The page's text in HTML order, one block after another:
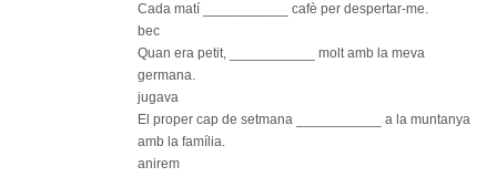
Cada matí ___________ cafè per despertar-me.
bec
Quan era petit, ___________ molt amb la meva
germana.
jugava
El proper cap de setmana ___________ a la muntanya
amb la família.
anirem